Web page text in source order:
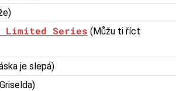
Limited Series (Můžu ti říct
je slepá)